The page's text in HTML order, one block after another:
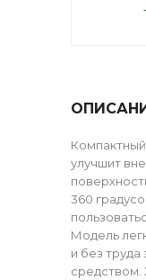
улучшит
360
Модель
и без
средством.